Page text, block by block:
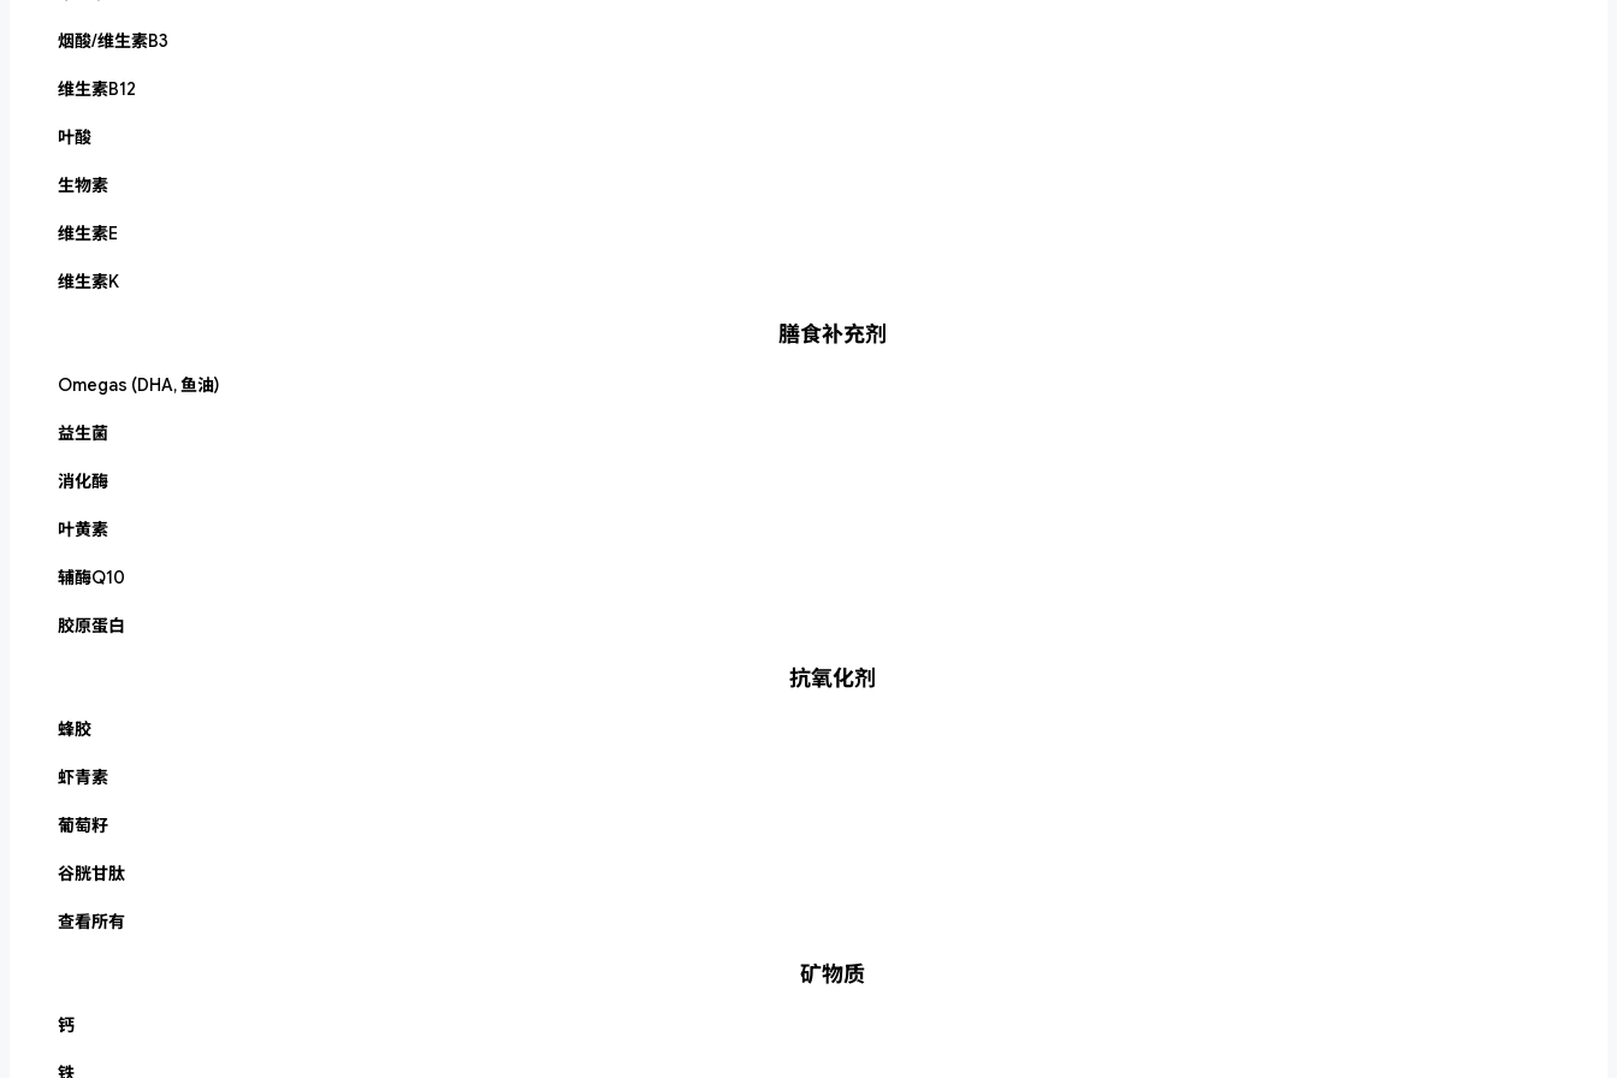
烟酸/维生素B3
维生素B12
叶酸
生物素
维生素E
维生素K
膳食补充剂
Omegas (DHA, 鱼油)
益生菌
消化酶
叶黄素
辅酶Q10
胶原蛋白
抗氧化剂
蜂胶
虾青素
葡萄籽
谷胱甘肽
查看所有
矿物质
钙
铁